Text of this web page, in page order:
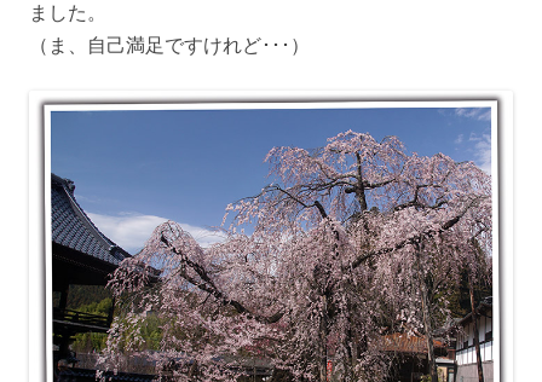
ました。
（ま、自己満足ですけれど･･･）